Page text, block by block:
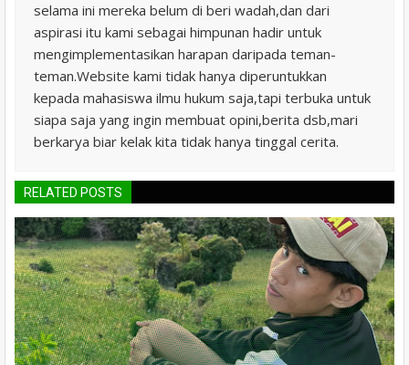
selama ini mereka belum di beri wadah,dan dari
aspirasi itu kami sebagai himpunan hadir untuk
mengimplementasikan harapan daripada teman-
teman.Website kami tidak hanya diperuntukkan
kepada mahasiswa ilmu hukum saja,tapi terbuka untuk
siapa saja yang ingin membuat opini,berita dsb,mari
berkarya biar kelak kita tidak hanya tinggal cerita.
RELATED POSTS